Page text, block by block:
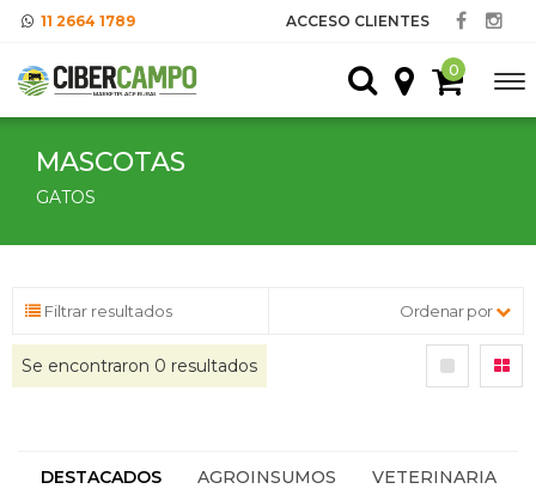
11 2664 1789 ACCESO CLIENTES
0
MASCOTAS
GATOS
Filtrar resultados Ordenar por
Se encontraron 0 resultados
DESTACADOS AGROINSUMOS VETERINARIA